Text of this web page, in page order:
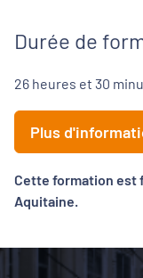
Durée de
26 heures et 30
Plus
Cette formation est
Aquitaine.